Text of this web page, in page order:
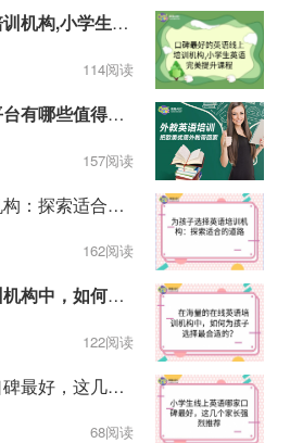
口碑最好的英语线上培训机构,小学生英语完美提升课程
114阅读
一对一英语线上课程平台有哪些值得推荐
157阅读
为孩子选择英语培训机构：探索适合的道路
162阅读
在海量的在线英语培训机构中，如何为孩子选择最合适的？
122阅读
小学生线上英语哪家口碑最好，这几个家长强烈推荐
68阅读